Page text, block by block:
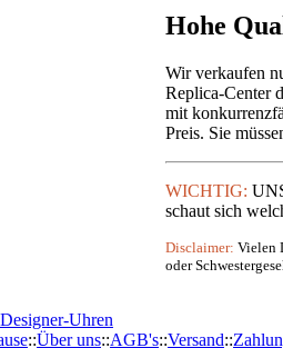
Hohe
Wir verkaufen
Replica-Center
mit
Preis. Sie
WICHTIG:
schaut sich
Disclaimer: Vielen
oder
Uhren
::Über uns::AGB's::Versand::